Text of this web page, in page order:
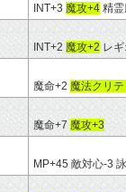
INT+3 魔攻+4 精
INT+2 魔攻+2 レ
魔命+2 魔法クリ
魔命+7 魔攻+3
MP+45 敵対心-3